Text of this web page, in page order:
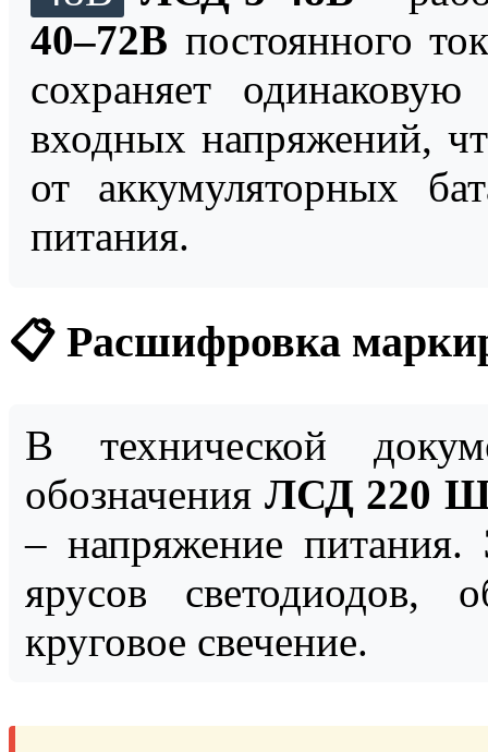
40–72В постоянного
сохраняет
входных напряжений,
от аккумуляторных
питания.
📋 Расшифровка
В технической
обозначения ЛСД 220
– напряжение питания.
ярусов светодиодов,
круговое свечение.